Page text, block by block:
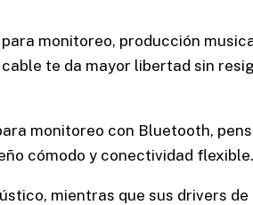
monitoreo, producción
te da mayor libertad sin
monitoreo con Bluetooth,
cómodo y conectividad flexible.
mientras que sus drivers de